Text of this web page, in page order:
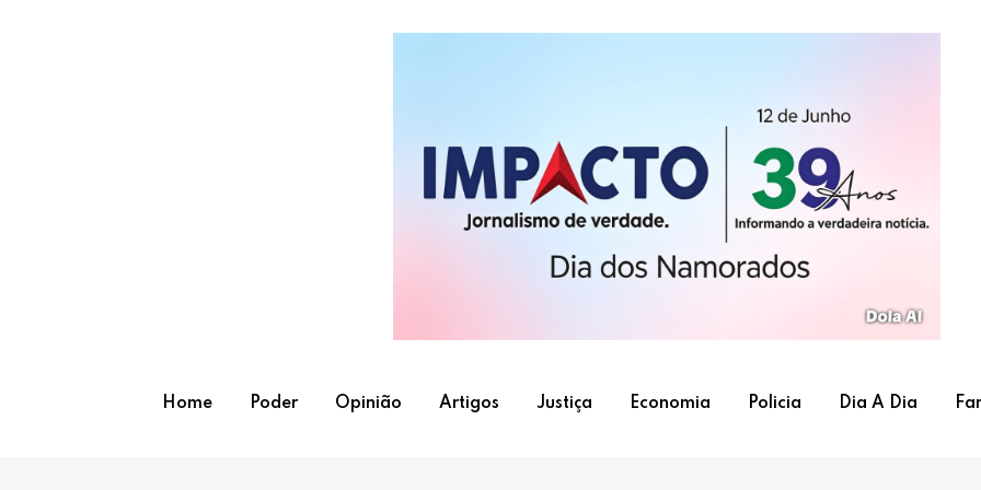
Home Poder Opinião Artigos Justiça Economia Policia Dia A Dia